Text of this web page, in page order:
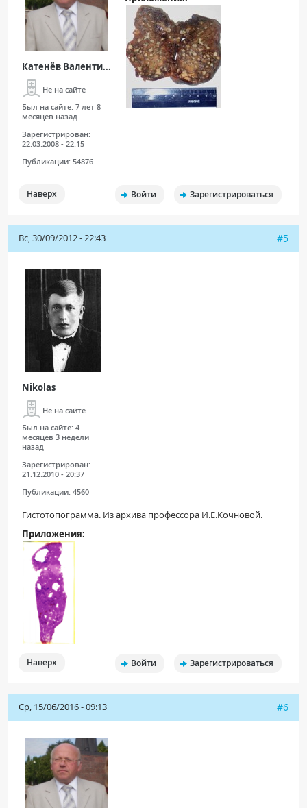
Катенёв Валенти...
Не на сайте
Был на сайте: 7 лет 8
месяцев назад
Зарегистрирован:
22.03.2008 - 22:15
Публикации: 54876
Наверх Войти Зарегистрироваться
Вс, 30/09/2012 - 22:43 #5
Nikolas
Не на сайте
Был на сайте: 4
месяцев 3 недели
назад
Зарегистрирован:
21.12.2010 - 20:37
Публикации: 4560
Гистотопограмма. Из архива профессора И.Е.Кочновой.
Приложения:
Наверх Войти Зарегистрироваться
Ср, 15/06/2016 - 09:13 #6